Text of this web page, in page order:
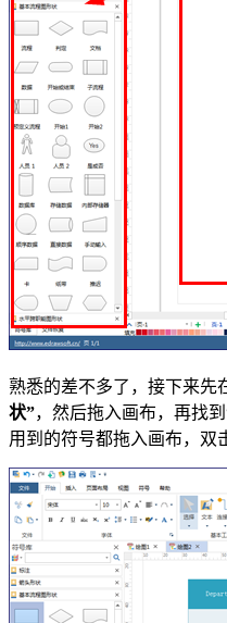
熟悉的差不多了，接下来先
状”，然后拖入画布，再找到
用到的符号都拖入画布，双